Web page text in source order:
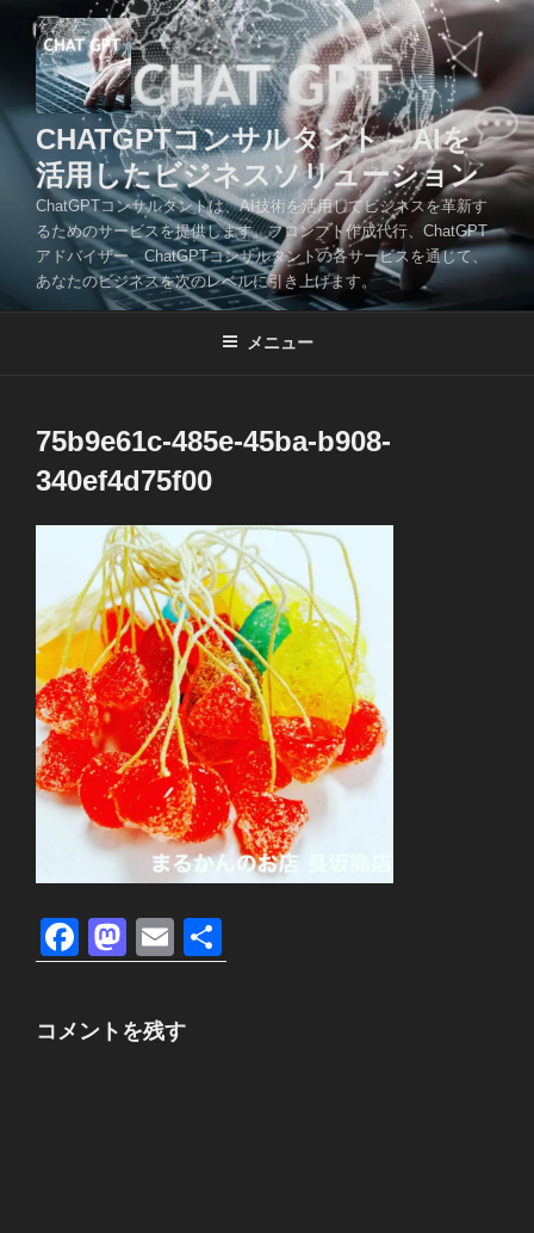
ツ
CHATGPTコンサルタント – AIを
活用したビジネスソリューション
ChatGPTコンサルタントは、AI技術を活用してビジネスを革新す
るためのサービスを提供します。プロンプト作成代行、ChatGPT
アドバイザー、ChatGPTコンサルタントの各サービスを通じて、
あなたのビジネスを次のレベルに引き上げます。
メニュー
75b9e61c-485e-45ba-b908-
340ef4d75f00
F
a
c
e
M
a
st
o
E
m
ail
有
コメントを残す